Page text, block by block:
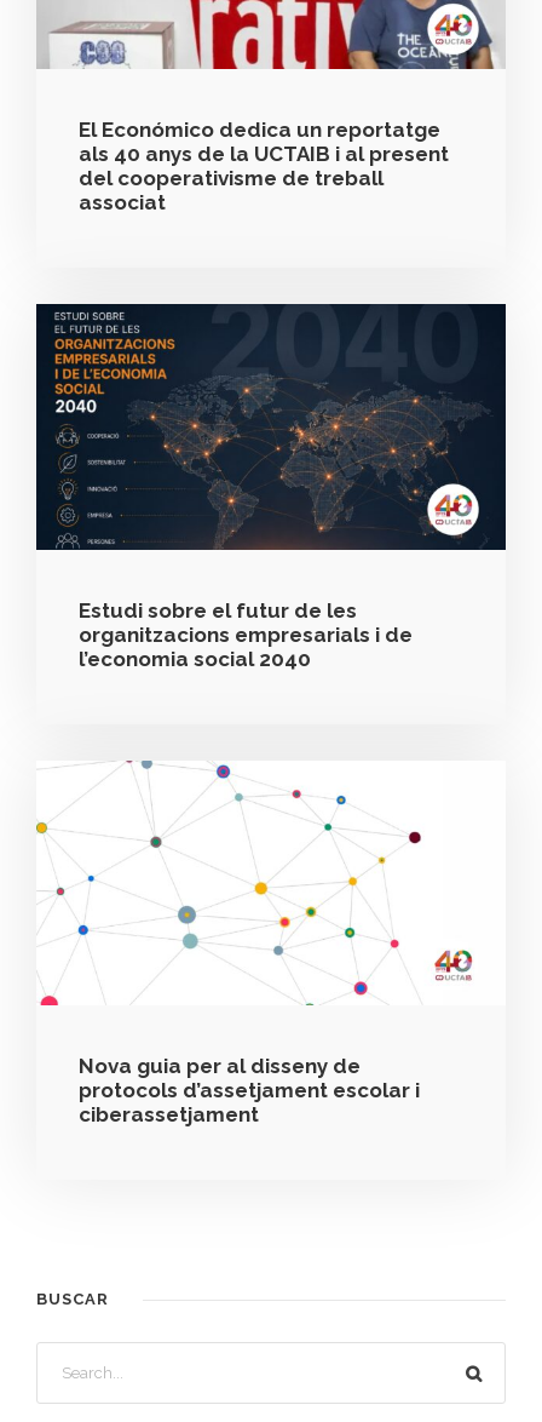
El Económico dedica un reportatge
als 40 anys de la UCTAIB i al present
del cooperativisme de treball
associat
Estudi sobre el futur de les
organitzacions empresarials i de
l’economia social 2040
Nova guia per al disseny de
protocols d’assetjament escolar i
ciberassetjament
BUSCAR